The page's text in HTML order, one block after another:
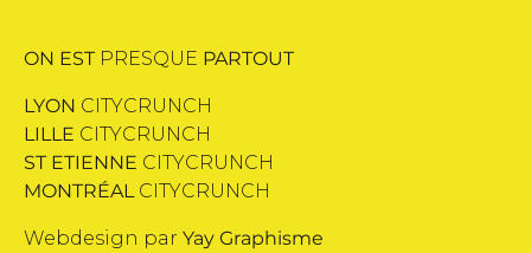
ON EST PRESQUE PARTOUT
LYON CITYCRUNCH
LILLE CITYCRUNCH
ST ETIENNE CITYCRUNCH
MONTRÉAL CITYCRUNCH
Webdesign par Yay Graphisme